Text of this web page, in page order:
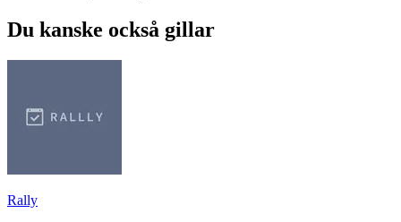
Du kanske också gillar
Rally